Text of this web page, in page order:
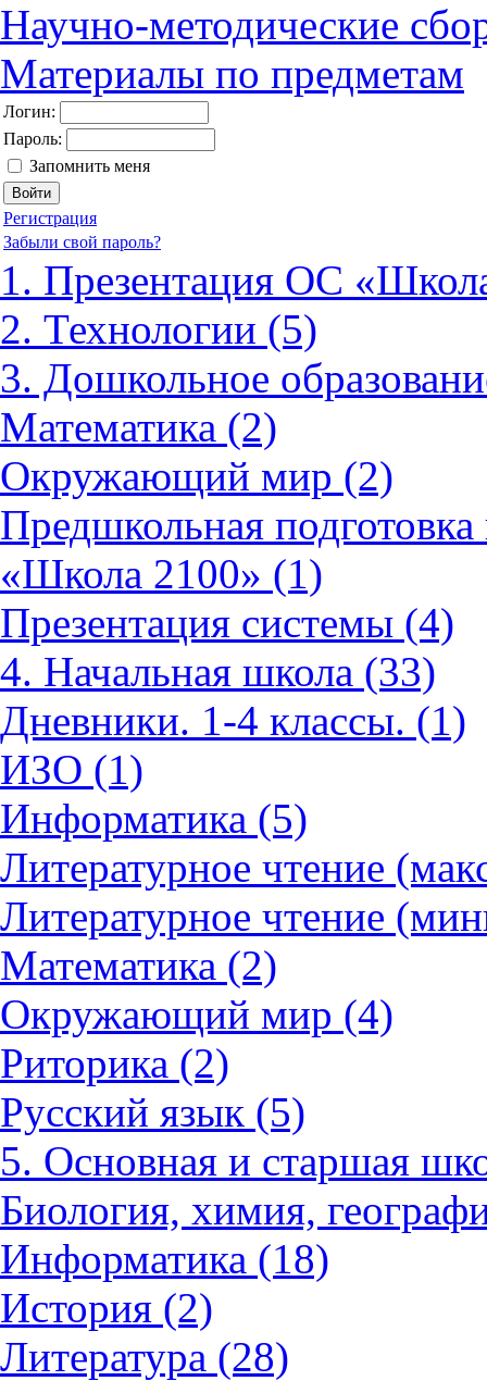
Научно-методические
Материалы по предметам
Логин:
Пароль:
Запомнить меня
Регистрация
Забыли свой пароль?
1. Презентация ОС
2. Технологии (5)
3. Дошкольное
Математика (2)
Окружающий мир (2)
Предшкольная
«Школа 2100» (1)
Презентация системы (4)
4. Начальная школа (33)
Дневники. 1-4 классы. (1)
ИЗО (1)
Информатика (5)
Литературное чтение
Литературное чтение
Математика (2)
Окружающий мир (4)
Риторика (2)
Русский язык (5)
5. Основная и старшая
Биология, химия,
Информатика (18)
История (2)
Литература (28)